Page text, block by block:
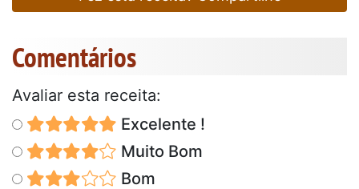
Comentários
Avaliar esta receita:
Excelente !
Muito Bom
Bom